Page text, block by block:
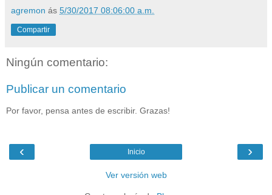
agremon ás 5/30/2017 08:06:00 a.m.
Compartir
Ningún comentario:
Publicar un comentario
Por favor, pensa antes de escribir. Grazas!
‹ ›
Inicio
Ver versión web